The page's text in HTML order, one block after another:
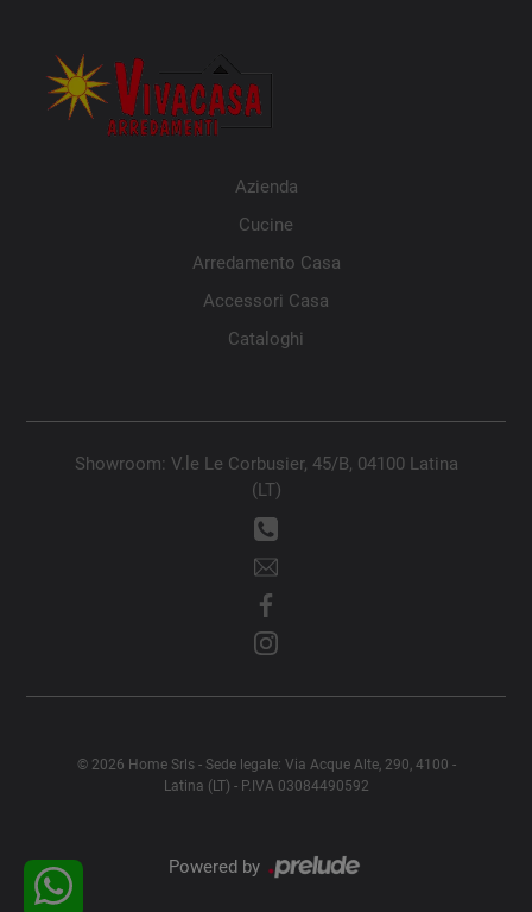
Azienda
Cucine
Arredamento Casa
Accessori Casa
Cataloghi
Showroom: V.le Le Corbusier, 45/B, 04100 Latina
(LT)
© 2026 Home Srls - Sede legale: Via Acque Alte, 290, 4100 -
Latina (LT) - P.IVA 03084490592
Powered by